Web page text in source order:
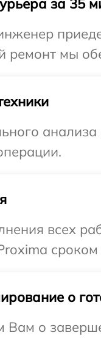
ремонт мы
всех
сроком
о
о